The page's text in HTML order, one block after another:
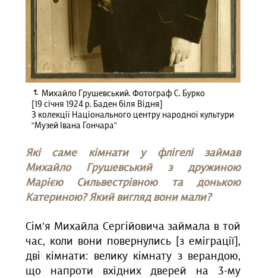
Михайло Грушевський. Фотограф С. Бурко
[19 січня 1924 р. Баден біля Відня]
З колекції Національного центру народної культури
“Музей Івана Гончара”
Які саме кімнати у флігелі займав
Михайло Грушевський з дружиною
Марією Сильвестрівною та донькою
Катериною? Який вигляд вони мали?
Сім’я Михайла Сергійовича займала в той
час, коли вони повернулись [з еміграції],
дві кімнати: велику кімнату з верандою,
що напроти вхідних дверей на 3-му